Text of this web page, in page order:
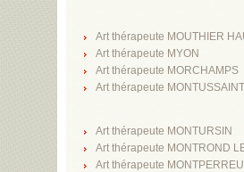
Art thérapeute MOUTHIER
Art thérapeute MYON
Art thérapeute MORCHAMPS
Art thérapeute MONTUSSAINT
Art thérapeute MONTURSIN
Art thérapeute MONTROND
Art thérapeute